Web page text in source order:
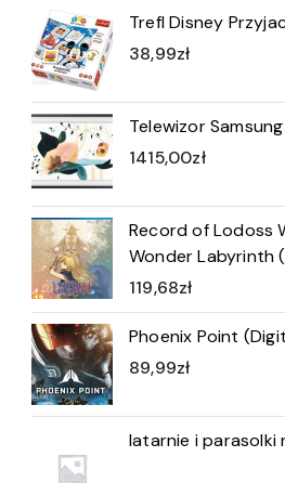
Trefl Disney
38,99zł
Telewizor
1415,00zł
Record of Lodoss
Wonder Labyrinth
119,68zł
Phoenix Point
89,99zł
latarnie i parasolki